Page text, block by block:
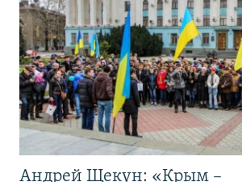
Андрей Щекун: «Крым –